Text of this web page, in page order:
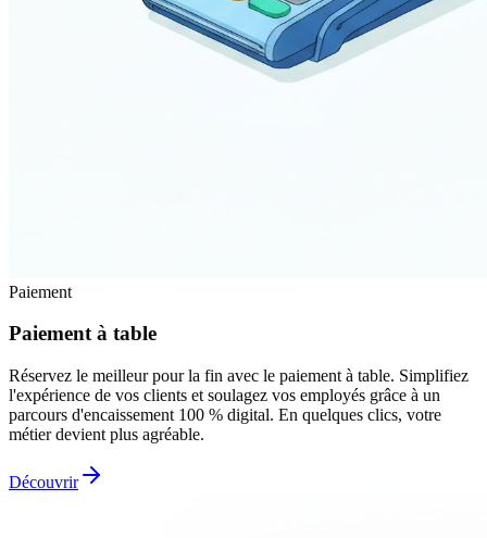
Paiement
Paiement à table
Réservez le meilleur pour la fin avec le paiement à table. Simplifiez
l'expérience de vos clients et soulagez vos employés grâce à un
parcours d'encaissement 100 % digital. En quelques clics, votre
métier devient plus agréable.
Découvrir